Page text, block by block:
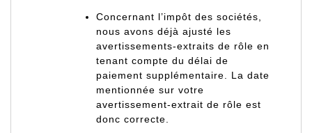
Concernant l’impôt des sociétés,
nous avons déjà ajusté les
avertissements-extraits de rôle en
tenant compte du délai de
paiement supplémentaire. La date
mentionnée sur votre
avertissement-extrait de rôle est
donc correcte.